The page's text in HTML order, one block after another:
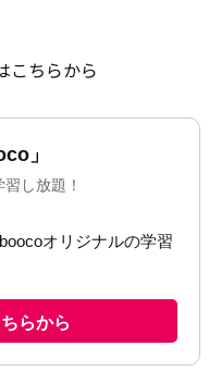
ちらから